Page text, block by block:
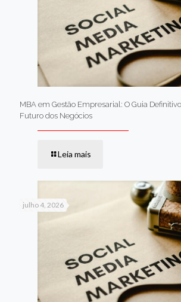
MBA em Gestão Empresarial: O Guia
Futuro dos Negócios
Leia mais
julho 4, 2026